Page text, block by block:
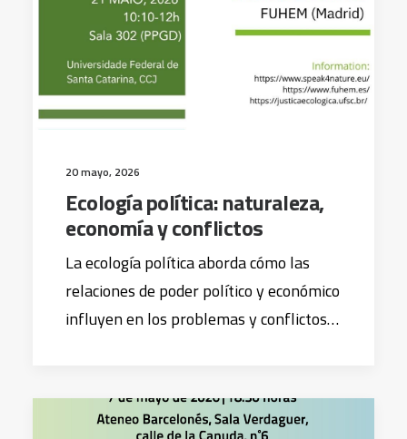
20 mayo, 2026
Ecología política: naturaleza,
economía y conflictos
La ecología política aborda cómo las
relaciones de poder político y económico
influyen en los problemas y conflictos…